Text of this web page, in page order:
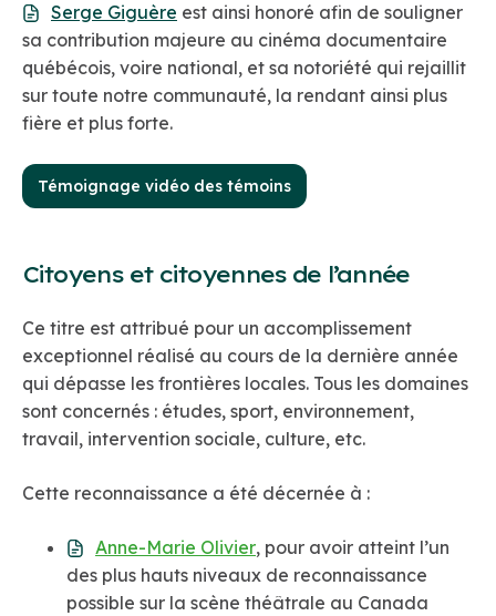
Serge Giguère est ainsi honoré afin de souligner
sa contribution majeure au cinéma documentaire
québécois, voire national, et sa notoriété qui rejaillit
sur toute notre communauté, la rendant ainsi plus
fière et plus forte.
Témoignage vidéo des témoins
Citoyens et citoyennes de l’année
Ce titre est attribué pour un accomplissement
exceptionnel réalisé au cours de la dernière année
qui dépasse les frontières locales. Tous les domaines
sont concernés : études, sport, environnement,
travail, intervention sociale, culture, etc.
Cette reconnaissance a été décernée à :
Anne-Marie Olivier, pour avoir atteint l’un
des plus hauts niveaux de reconnaissance
possible sur la scène théâtrale au Canada